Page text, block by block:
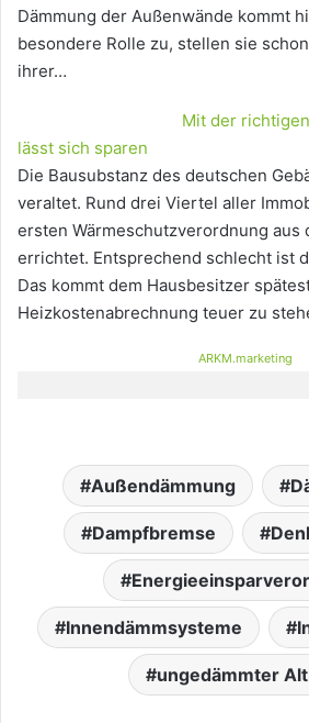
Dämmung der Außenwände kommt
besondere Rolle zu, stellen sie
ihrer…
Mit der
lässt sich sparen
Die Bausubstanz des deutschen
veraltet. Rund drei Viertel aller
ersten Wärmeschutzverordnung aus
errichtet. Entsprechend schlecht ist
Das kommt dem Hausbesitzer
Heizkostenabrechnung teuer zu
ARKM.marketing
Außendämmung
Dampfbremse
Innendämmsysteme
ungedämmter